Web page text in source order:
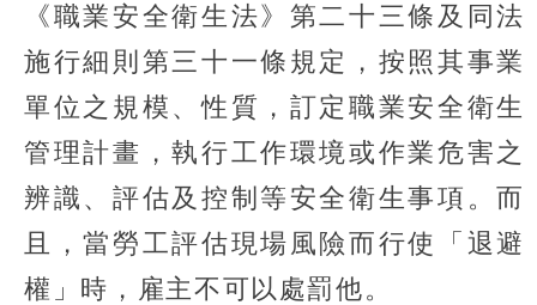
《職業安全衛生法》第二十三條及同法
施行細則第三十一條規定，按照其事業
單位之規模、性質，訂定職業安全衛生
管理計畫，執行工作環境或作業危害之
辨識、評估及控制等安全衛生事項。而
且，當勞工評估現場風險而行使「退避
權」時，雇主不可以處罰他。